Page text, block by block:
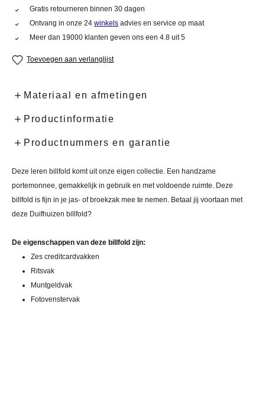
Gratis retourneren binnen 30 dagen
Ontvang in onze 24winkels advies en service op maat
Meer dan 19000 klanten geven ons een 4.8 uit 5
Toevoegen aan verlanglijst
Materiaal en afmetingen
Productinformatie
Productnummers en garantie
Deze leren billfold komt uit onze eigen collectie. Een handzame
portemonnee, gemakkelijk in gebruik en met voldoende ruimte. Deze
billfold is fijn in je jas- of broekzak mee te nemen. Betaal jij voortaan met
deze Duifhuizen billfold?
De eigenschappen van deze billfold zijn:
Zes creditcardvakken
Ritsvak
Muntgeldvak
Fotovenstervak